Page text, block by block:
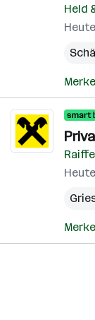
Held